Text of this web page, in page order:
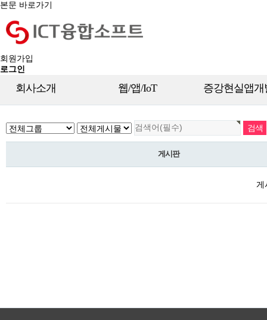
본문 바로가기
회원가입
로그인
회사소개 웹/앱/IoT 증강현실앱개
게시판
게